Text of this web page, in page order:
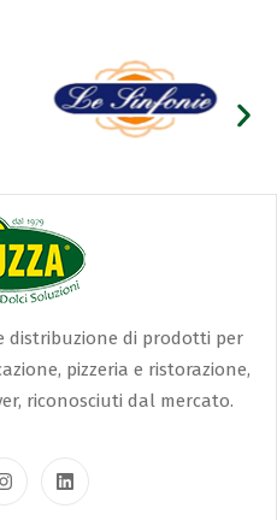
distribuzione di prodotti per
pizzeria e ristorazione,
riconosciuti dal mercato.